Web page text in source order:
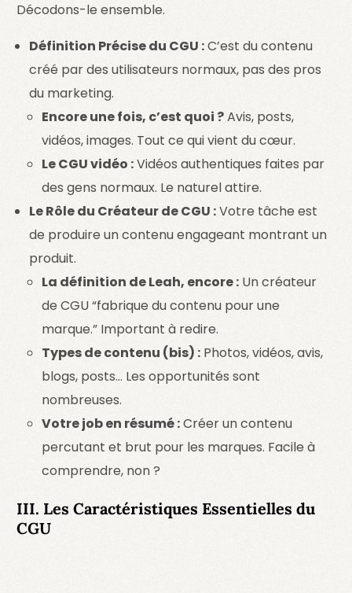
Décodons-le ensemble.
Définition Précise du CGU :C’est du contenu
créé par des utilisateurs normaux, pas des pros
du marketing.
Encore une fois, c’est quoi ?Avis, posts,
vidéos, images. Tout ce qui vient du cœur.
Le CGU vidéo :Vidéos authentiques faites par
des gens normaux. Le naturel attire.
Le Rôle du Créateur de CGU :Votre tâche est
de produire un contenu engageant montrant un
produit.
La définition de Leah, encore : Un créateur
de CGU “fabrique du contenu pour une
marque.” Important à redire.
Types de contenu (bis) : Photos, vidéos, avis,
blogs, posts… Les opportunités sont
nombreuses.
Votre job en résumé :Créer un contenu
percutant et brut pour les marques. Facile à
comprendre, non ?
III. Les Caractéristiques Essentielles du
CGU